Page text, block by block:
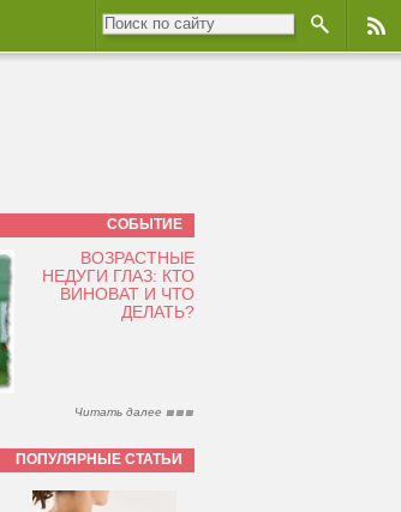
СОБЫТИЕ
ВОЗРАСТНЫЕ
НЕДУГИ ГЛАЗ: КТО
ВИНОВАТ И ЧТО
ДЕЛАТЬ?
Читать далее
ПОПУЛЯРНЫЕ СТАТЬИ